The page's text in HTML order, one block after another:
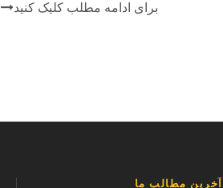
برای ادامه مطلب کلیک کنید
آخرین مطالب ما